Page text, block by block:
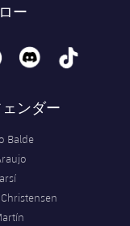
ー
discord tiktok
ンダー
Balde